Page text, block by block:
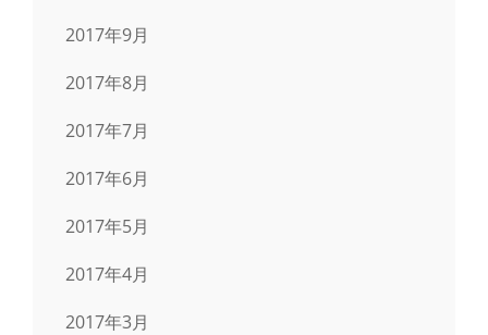
2017年9月
2017年8月
2017年7月
2017年6月
2017年5月
2017年4月
2017年3月